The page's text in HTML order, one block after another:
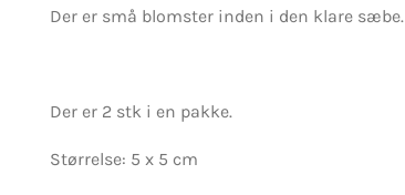
Der er små blomster inden i den klare sæbe.
Der er 2 stk i en pakke.
Størrelse: 5 x 5 cm